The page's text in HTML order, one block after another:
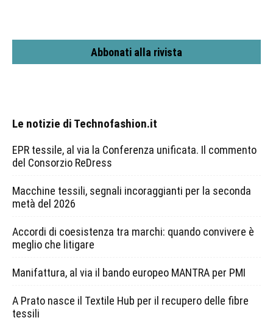
Abbonati alla rivista
Le notizie di Technofashion.it
EPR tessile, al via la Conferenza unificata. Il commento
del Consorzio ReDress
Macchine tessili, segnali incoraggianti per la seconda
metà del 2026
Accordi di coesistenza tra marchi: quando convivere è
meglio che litigare
Manifattura, al via il bando europeo MANTRA per PMI
A Prato nasce il Textile Hub per il recupero delle fibre
tessili